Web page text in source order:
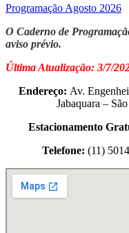
Programação Agosto 2026
O Caderno de
aviso prévio.
Última Atualização: 3/7/
Endereço: Av.
Jabaquara –
Estacionamento
Telefone: (11)